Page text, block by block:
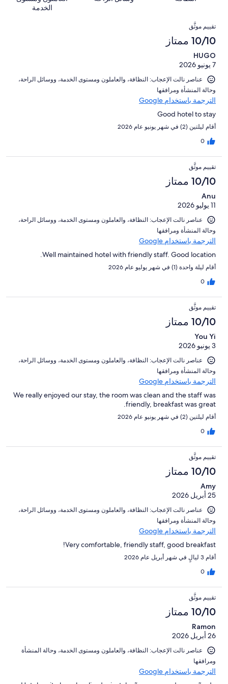
تقييمات
النزلاء
من
تقييمات
النزلاء
من
أصل
1226
من
تقييمات
النزلاء
الخدمة
التقييمات
تقييم موثَّق
10/10 ممتاز
HUGO
7 يونيو 2026
عناصر نالت الإعجاب: ⁦النظافة⁩، و⁦العاملون ومستوى الخدمة⁩، و⁦وسائل الراحة⁩،
و⁦حالة المنشأة ومرافقها⁩
الترجمة باستخدام Google
Good hotel to stay
أقام ليلتين (2) في شهر يونيو عام 2026
0
تقييم موثَّق
10/10 ممتاز
Anu
11 يوليو 2026
عناصر نالت الإعجاب: ⁦النظافة⁩، و⁦العاملون ومستوى الخدمة⁩، و⁦وسائل الراحة⁩،
و⁦حالة المنشأة ومرافقها⁩
الترجمة باستخدام Google
Well maintained hotel with friendly staff. Good location.
أقام ليلة واحدة (1) في شهر يوليو عام 2026
0
تقييم موثَّق
10/10 ممتاز
You Yi
3 يونيو 2026
عناصر نالت الإعجاب: ⁦النظافة⁩، و⁦العاملون ومستوى الخدمة⁩، و⁦وسائل الراحة⁩،
و⁦حالة المنشأة ومرافقها⁩
الترجمة باستخدام Google
We really enjoyed our stay, the room was clean and the staff was
friendly, breakfast was great.
أقام ليلتين (2) في شهر يونيو عام 2026
0
تقييم موثَّق
10/10 ممتاز
Amy
25 أبريل 2026
عناصر نالت الإعجاب: ⁦النظافة⁩، و⁦العاملون ومستوى الخدمة⁩، و⁦وسائل الراحة⁩،
و⁦حالة المنشأة ومرافقها⁩
الترجمة باستخدام Google
Very comfortable, friendly staff, good breakfast!
أقام 3 ليالٍ في شهر أبريل عام 2026
0
تقييم موثَّق
10/10 ممتاز
Ramon
26 أبريل 2026
عناصر نالت الإعجاب: ⁦النظافة⁩، و⁦العاملون ومستوى الخدمة⁩، و⁦حالة المنشأة
ومرافقها⁩
الترجمة باستخدام Google